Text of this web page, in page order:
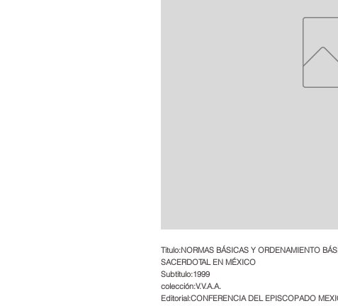
Titulo:NORMAS BÁSICAS Y ORDENAMIENTO
SACERDOTAL EN MÉXICO
Subtitulo:1999
colección:V.V.A.A.
Editorial:CONFERENCIA DEL EPISCOPADO